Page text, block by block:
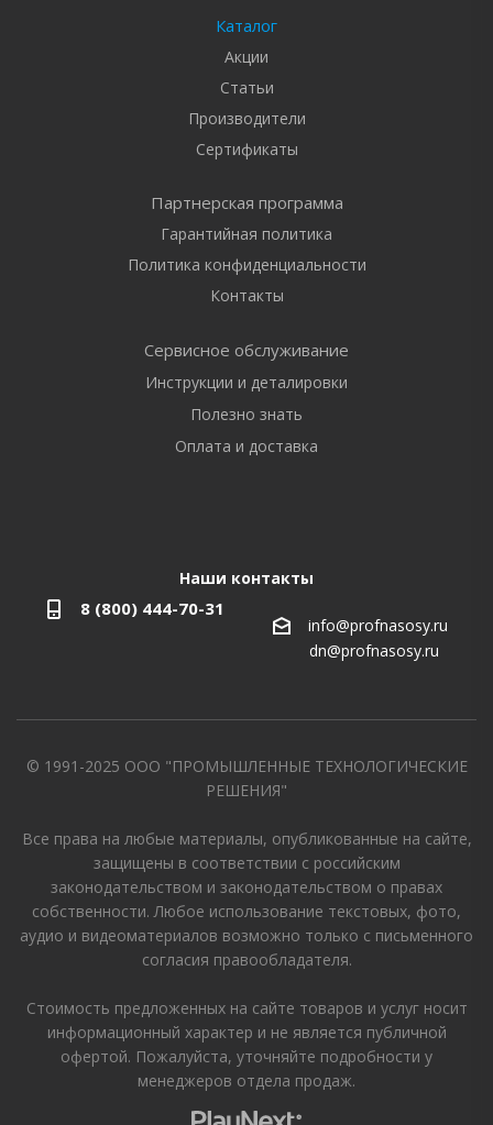
Каталог
Акции
Статьи
Производители
Сертификаты
Партнерская программа
Гарантийная политика
Политика конфиденциальности
Контакты
Сервисное обслуживание
Инструкции и деталировки
Полезно знать
Оплата и доставка
Наши контакты
8 (800) 444-70-31
info@profnasosy.ru
dn@profnasosy.ru
© 1991-2025 ООО "ПРОМЫШЛЕННЫЕ ТЕХНОЛОГИЧЕСКИЕ
РЕШЕНИЯ"
Все права на любые материалы, опубликованные на сайте,
защищены в соответствии с российским
законодательством и законодательством о правах
собственности. Любое использование текстовых, фото,
аудио и видеоматериалов возможно только с письменного
согласия правообладателя.
Стоимость предложенных на сайте товаров и услуг носит
информационный характер и не является публичной
офертой. Пожалуйста, уточняйте подробности у
менеджеров отдела продаж.